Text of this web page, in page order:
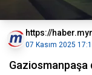
https://
07 Kasım 2025
Gaziosmanpaşa